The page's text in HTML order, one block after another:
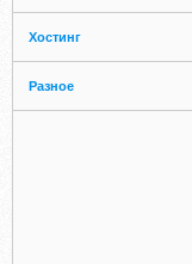
Хостинг
Разное